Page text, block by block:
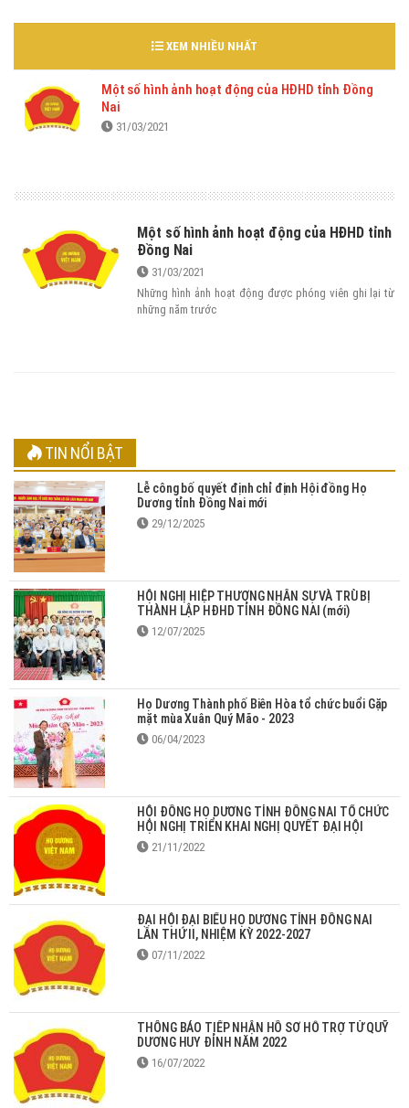
XEM NHIỀU NHẤT
Một số hình ảnh hoạt động của HĐHD tỉnh Đồng
Nai
31/03/2021
Một số hình ảnh hoạt động của HĐHD tỉnh
Đồng Nai
31/03/2021
Những hình ảnh hoạt động được phóng viên ghi lại từ
những năm trước
TIN NỔI BẬT
Lễ công bố quyết định chỉ định Hội đồng Họ
Dương tỉnh Đồng Nai mới
29/12/2025
HỘI NGHỊ HIỆP THƯƠNG NHÂN SỰ VÀ TRÙ BỊ
THÀNH LẬP HĐHD TỈNH ĐỒNG NAI (mới)
12/07/2025
Họ Dương Thành phố Biên Hòa tổ chức buổi Gặp
mặt mùa Xuân Quý Mão - 2023
06/04/2023
HỘI ĐỒNG HỌ DƯƠNG TỈNH ĐỒNG NAI TỔ CHỨC
HỘI NGHỊ TRIỂN KHAI NGHỊ QUYẾT ĐẠI HỘI
21/11/2022
ĐẠI HỘI ĐẠI BIỂU HỌ DƯƠNG TỈNH ĐỒNG NAI
LẦN THỨ II, NHIỆM KỲ 2022-2027
07/11/2022
THÔNG BÁO TIẾP NHẬN HỒ SƠ HỖ TRỢ TỪ QUỸ
DƯƠNG HUY ĐỈNH NĂM 2022
16/07/2022